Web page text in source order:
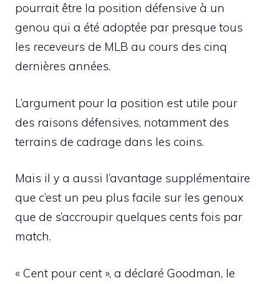
pourrait être la position défensive à un
genou qui a été adoptée par presque tous
les receveurs de MLB au cours des cinq
dernières années.
L’argument pour la position est utile pour
des raisons défensives, notamment des
terrains de cadrage dans les coins.
Mais il y a aussi l’avantage supplémentaire
que c’est un peu plus facile sur les genoux
que de s’accroupir quelques cents fois par
match.
« Cent pour cent », a déclaré Goodman, le